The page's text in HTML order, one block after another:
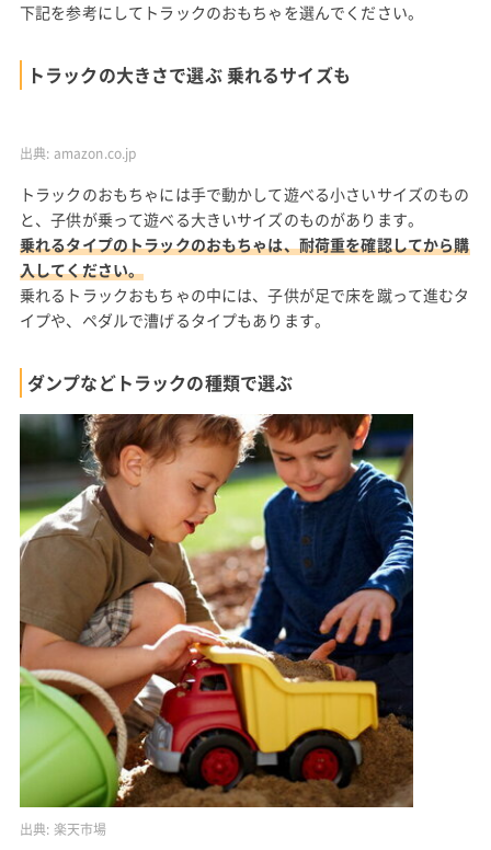
下記を参考にしてトラックのおもちゃを選んでください。
トラックの大きさで選ぶ 乗れるサイズも
出典: amazon.co.jp
トラックのおもちゃには手で動かして遊べる小さいサイズのもの
と、子供が乗って遊べる大きいサイズのものがあります。
乗れるタイプのトラックのおもちゃは、耐荷重を確認してから購
入してください。
乗れるトラックおもちゃの中には、子供が足で床を蹴って進むタ
イプや、ペダルで漕げるタイプもあります。
ダンプなどトラックの種類で選ぶ
出典: 楽天市場